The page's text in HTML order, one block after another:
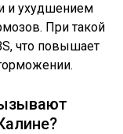
и ухудшением
При такой
что повышает